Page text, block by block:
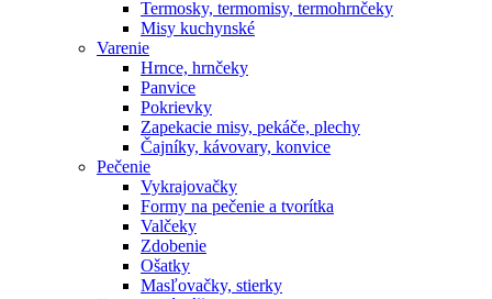
Termosky, termomisy, termohrnčeky
Misy kuchynské
Varenie
Hrnce, hrnčeky
Panvice
Pokrievky
Zapekacie misy, pekáče, plechy
Čajníky, kávovary, konvice
Pečenie
Vykrajovačky
Formy na pečenie a tvorítka
Valčeky
Zdobenie
Ošatky
Masľovačky, stierky